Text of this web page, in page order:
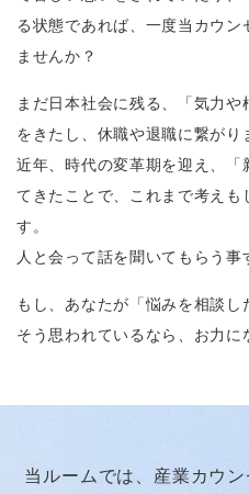
る状態であれば、一度当カウ
ませんか？
まだ日本社会に残る、「気力
をきたし、休職や退職に繋がり
近年、時代の変革期を迎え、「
てきたことで、これまで考えも
す。
人と会って話を聞いてもらう事
もし、あなたが「悩みを相談し
そう思われているなら、お力に
当ルームでは、 産業カウ